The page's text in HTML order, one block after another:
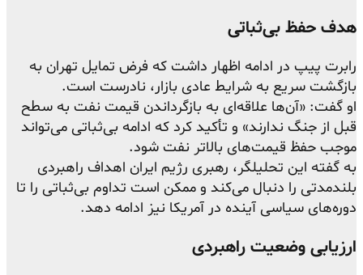
هدف حفظ بی‌ثباتی
رابرت پیپ در ادامه اظهار داشت که فرض تمایل تهران به
بازگشت سریع به شرایط عادی بازار، نادرست است.
او گفت: «آن‌ها علاقه‌ای به بازگرداندن قیمت نفت به سطح
قبل از جنگ ندارند» و تأکید کرد که ادامه بی‌ثباتی می‌تواند
موجب حفظ قیمت‌های بالاتر نفت شود.
به گفته این تحلیلگر، رهبری رژیم ایران اهداف راهبردی
بلندمدتی را دنبال می‌کند و ممکن است تداوم بی‌ثباتی را تا
دوره‌های سیاسی آینده در آمریکا نیز ادامه دهد.
ارزیابی وضعیت راهبردی